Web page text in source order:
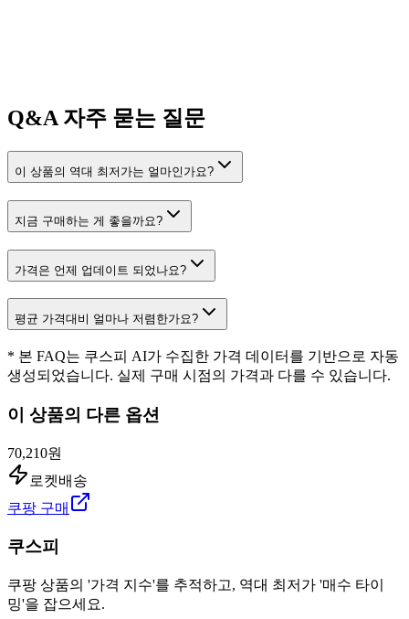
Q&A자주 묻는 질문
이 상품의 역대 최저가는 얼마인가요?
지금 구매하는 게 좋을까요?
가격은 언제 업데이트 되었나요?
평균 가격대비 얼마나 저렴한가요?
* 본 FAQ는 쿠스피 AI가 수집한 가격 데이터를 기반으로 자동
생성되었습니다. 실제 구매 시점의 가격과 다를 수 있습니다.
이 상품의 다른 옵션
70,210원
로켓배송
쿠팡 구매
쿠스피
쿠팡 상품의 '가격 지수'를 추적하고, 역대 최저가 '매수 타이
밍'을 잡으세요.